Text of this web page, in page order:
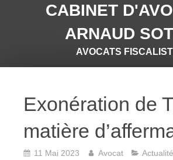
CABINET
ARNAUD
AVOCATS
Exonération de
matière
11 Mai 2023 Avocat